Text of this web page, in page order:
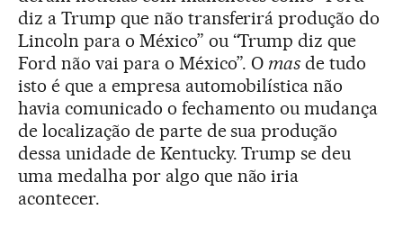
diz a Trump que não transferirá produção do
Lincoln para o México” ou “Trump diz que
Ford não vai para o México”. O mas de tudo
isto é que a empresa automobilística não
havia comunicado o fechamento ou mudança
de localização de parte de sua produção
dessa unidade de Kentucky. Trump se deu
uma medalha por algo que não iria
acontecer.